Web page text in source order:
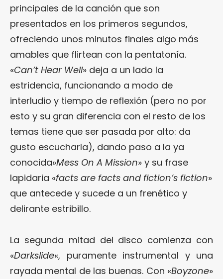
principales de la canción que son
presentados en los primeros segundos,
ofreciendo unos minutos finales algo más
amables que flirtean con la pentatonía.
«Can’t Hear Well» deja a un lado la
estridencia, funcionando a modo de
interludio y tiempo de reflexión (pero no por
esto y su gran diferencia con el resto de los
temas tiene que ser pasada por alto: da
gusto escucharla), dando paso a la ya
conocida»Mess On A Mission» y su frase
lapidaria «facts are facts and fiction’s fiction»
que antecede y sucede a un frenético y
delirante estribillo.
La segunda mitad del disco comienza con
«Darkslide«, puramente instrumental y una
rayada mental de las buenas. Con «Boyzone»